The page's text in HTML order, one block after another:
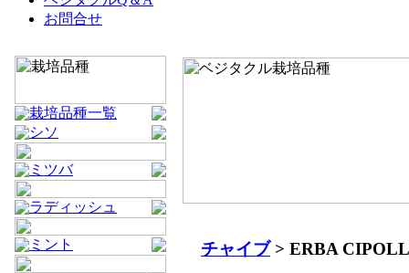
お問合せ
栽培品種一覧
シソ
ミツバ
ラディッシュ
ミント チャイブ> ERBA